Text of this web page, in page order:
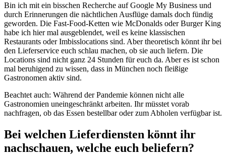
Bin ich mit ein bisschen Recherche auf Google My Business und
durch Erinnerungen die nächtlichen Ausflüge damals doch fündig
geworden. Die Fast-Food-Ketten wie McDonalds oder Burger King
habe ich hier mal ausgeblendet, weil es keine klassischen
Restaurants oder Imbisslocations sind. Aber theoretisch könnt ihr bei
den Lieferservice euch schlau machen, ob sie auch liefern. Die
Locations sind nicht ganz 24 Stunden für euch da. Aber es ist schon
mal beruhigend zu wissen, dass in München noch fleißige
Gastronomen aktiv sind.
Beachtet auch: Während der Pandemie können nicht alle
Gastronomien uneingeschränkt arbeiten. Ihr müsstet vorab
nachfragen, ob das Essen bestellbar oder zum Abholen verfügbar ist.
Bei welchen Lieferdiensten könnt ihr
nachschauen, welche euch beliefern?